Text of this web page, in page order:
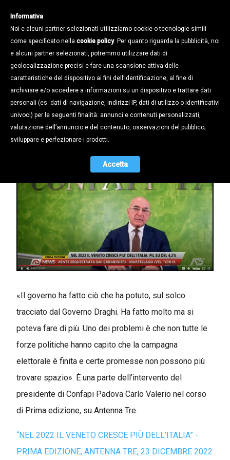
Stampa e Territorio /
«DALLA MANOVRA CI ASPETTAVAMO
QUALCOSA DI PIÙ», IL PRESIDENTE
VALERIO SU PRIMA EDIZIONE,
ANTENNA TRE
28.12.2022
«Il governo ha fatto ciò che ha potuto, sul solco
tracciato dal Governo Draghi. Ha fatto molto ma si
poteva fare di più. Uno dei problemi è che non tutte le
forze politiche hanno capito che la campagna
elettorale è finita e certe promesse non possono più
trovare spazio». È una parte dell’intervento del
presidente di Confapi Padova Carlo Valerio nel corso
di Prima edizione, su Antenna Tre.
“NEL 2022 IL VENETO CRESCE PIÙ DELL’ITALIA” -
PRIMA EDIZIONE, ANTENNA TRE, 23 DICEMBRE 2022
Informativa
Noi e alcuni partner selezionati utilizziamo cookie o tecnologie simili
come specificato nella cookie policy. Per quanto riguarda la pubblicità, noi
e alcuni partner selezionati, potremmo utilizzare dati di
geolocalizzazione precisi e fare una scansione attiva delle
caratteristiche del dispositivo ai fini dell’identificazione, al fine di
archiviare e/o accedere a informazioni su un dispositivo e trattare dati
personali (es. dati di navigazione, indirizzi IP, dati di utilizzo o identificativi
univoci) per le seguenti finalità: annunci e contenuti personalizzati,
valutazione dell’annuncio e del contenuto, osservazioni del pubblico;
sviluppare e perfezionare i prodotti.
Accetta